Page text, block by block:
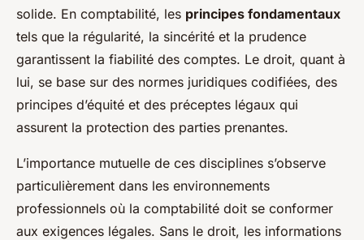
solide. En comptabilité, les principes fondamentaux
tels que la régularité, la sincérité et la prudence
garantissent la fiabilité des comptes. Le droit, quant à
lui, se base sur des normes juridiques codifiées, des
principes d’équité et des préceptes légaux qui
assurent la protection des parties prenantes.
L’importance mutuelle de ces disciplines s’observe
particulièrement dans les environnements
professionnels où la comptabilité doit se conformer
aux exigences légales. Sans le droit, les informations